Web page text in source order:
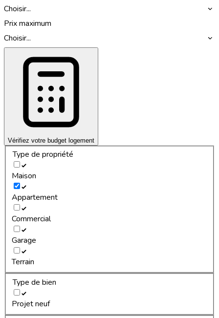
Choisir...
Prix maximum
Choisir...
Vérifiez votre budget logement
Type de propriété
Maison
Appartement
Commercial
Garage
Terrain
Type de bien
Projet neuf